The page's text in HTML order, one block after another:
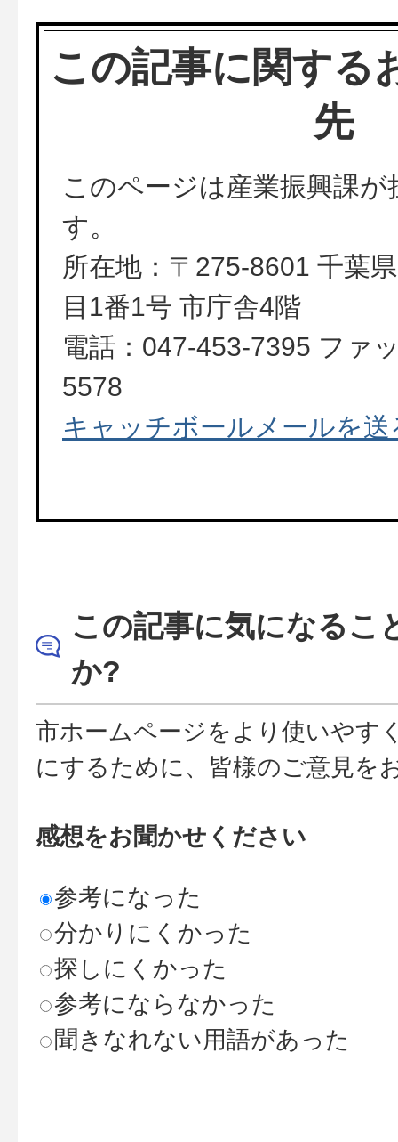
この記事に関する
先
このページは産業振興課
す。
所在地：〒275-8601 千葉
目1番1号 市庁舎4階
電話：047-453-7395 ファ
5578
キャッチボールメールを送
この記事に気になるこ
か?
市ホームページをより使いやす
にするために、皆様のご意見を
感想をお聞かせください
参考になった
分かりにくかった
探しにくかった
参考にならなかった
聞きなれない用語があった